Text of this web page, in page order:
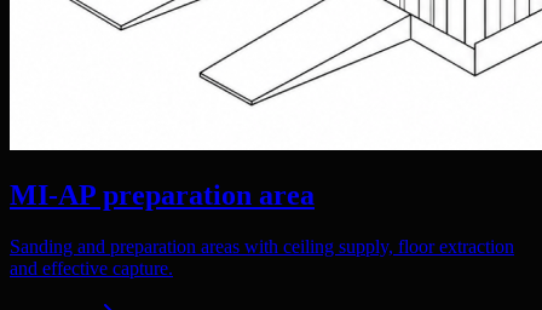
MI-AP preparation area
Sanding and preparation areas with ceiling supply, floor extraction
and effective capture.